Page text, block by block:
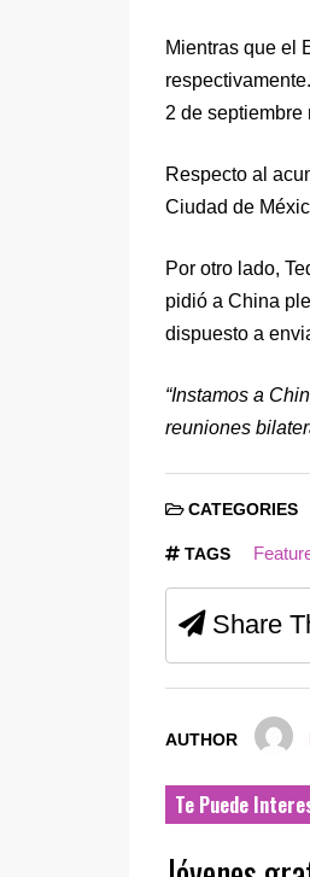
Mientras que el
2 de
Respecto al
Ciudad de
Por otro lado,
pidió a China
dispuesto a
“Instamos a
reuniones
CATEGORIES
TAGS
Share
AUTHOR
Te Puede